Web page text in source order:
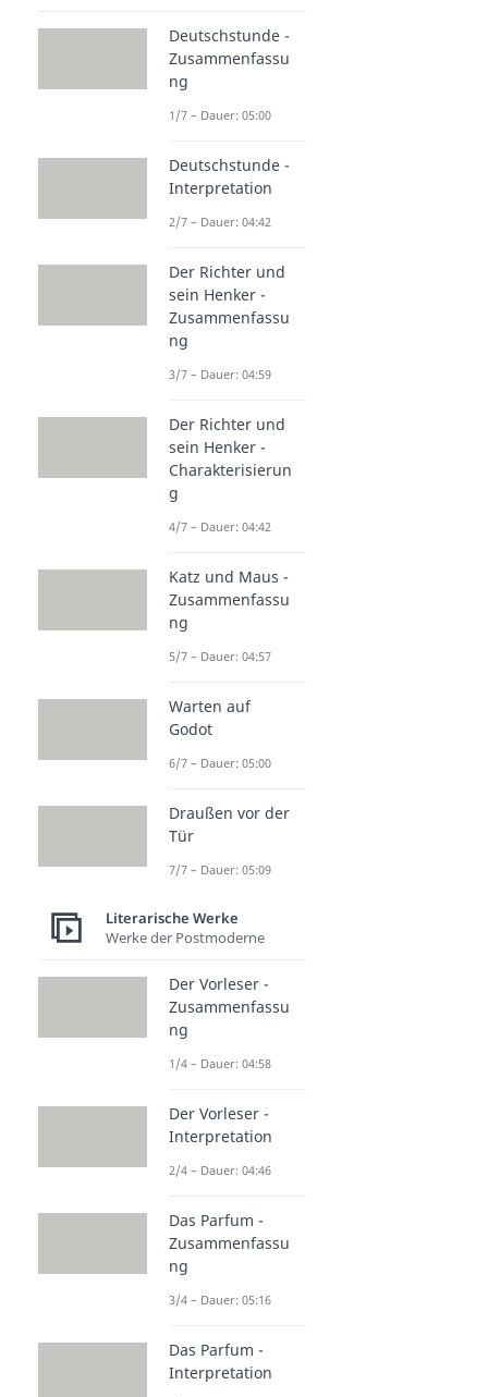
Deutschstunde -
Zusammenfassu
ng
1/7 – Dauer: 05:00
Deutschstunde -
Interpretation
2/7 – Dauer: 04:42
Der Richter und
sein Henker -
Zusammenfassu
ng
3/7 – Dauer: 04:59
Der Richter und
sein Henker -
Charakterisierun
g
4/7 – Dauer: 04:42
Katz und Maus -
Zusammenfassu
ng
5/7 – Dauer: 04:57
Warten auf
Godot
6/7 – Dauer: 05:00
Draußen vor der
Tür
7/7 – Dauer: 05:09
Literarische Werke
Werke der Postmoderne
Der Vorleser -
Zusammenfassu
ng
1/4 – Dauer: 04:58
Der Vorleser -
Interpretation
2/4 – Dauer: 04:46
Das Parfum -
Zusammenfassu
ng
3/4 – Dauer: 05:16
Das Parfum -
Interpretation